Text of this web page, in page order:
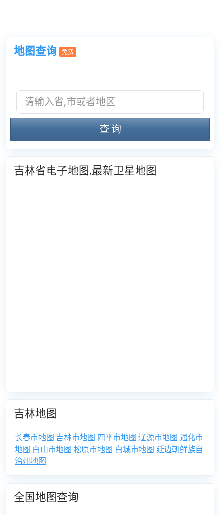
地图查询 免费
查 询
吉林省电子地图,最新卫星地图
吉林地图
长春市地图 吉林市地图 四平市地图 辽源市地图 通化市
地图 白山市地图 松原市地图 白城市地图 延边朝鲜族自
治州地图
全国地图查询